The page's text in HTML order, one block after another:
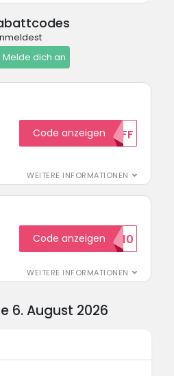
Melde dich an
WEITERE INFORMATIONEN
Code anzeigen15OFF
WEITERE INFORMATIONEN
Code anzeigen
WILKOMMEN10
6. August 2026